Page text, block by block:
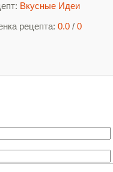
Вкусные Идеи
рецепта: 0.0 / 0